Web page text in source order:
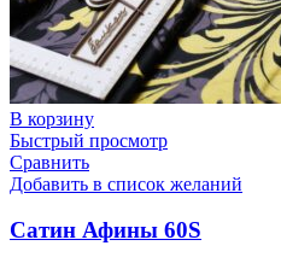
В корзину
Быстрый просмотр
Сравнить
Добавить в список желаний
Сатин Афины 60S